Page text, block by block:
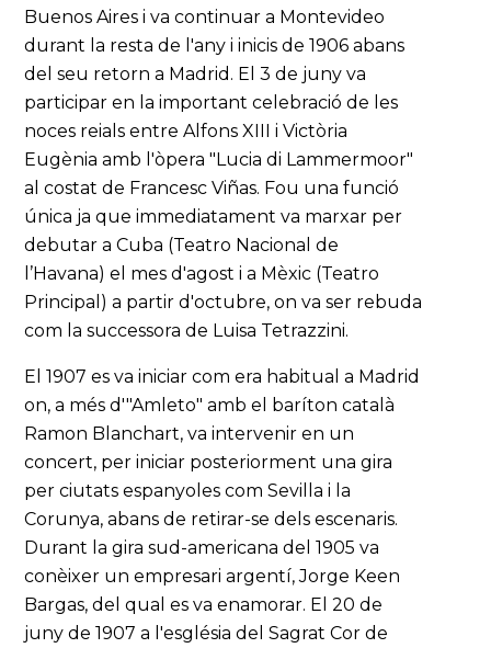
Buenos Aires i va continuar a Montevideo
durant la resta de l'any i inicis de 1906 abans
del seu retorn a Madrid. El 3 de juny va
participar en la important celebració de les
noces reials entre Alfons XIII i Victòria
Eugènia amb l'òpera "Lucia di Lammermoor"
al costat de Francesc Viñas. Fou una funció
única ja que immediatament va marxar per
debutar a Cuba (Teatro Nacional de
l’Havana) el mes d'agost i a Mèxic (Teatro
Principal) a partir d'octubre, on va ser rebuda
com la successora de Luisa Tetrazzini.
El 1907 es va iniciar com era habitual a Madrid
on, a més d'"Amleto" amb el baríton català
Ramon Blanchart, va intervenir en un
concert, per iniciar posteriorment una gira
per ciutats espanyoles com Sevilla i la
Corunya, abans de retirar-se dels escenaris.
Durant la gira sud-americana del 1905 va
conèixer un empresari argentí, Jorge Keen
Bargas, del qual es va enamorar. El 20 de
juny de 1907 a l'església del Sagrat Cor de